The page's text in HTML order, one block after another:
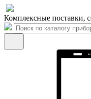
Комплексные поставки,